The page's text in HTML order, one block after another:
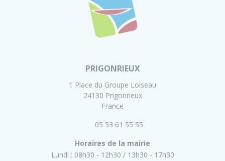
PRIGONRIEUX
1 Place du Groupe Loiseau
24130 Prigonrieux
France
05 53 61 55 55
Horaires de la mairie
Lundi : 08h30 - 12h30
13h30 - 17h30